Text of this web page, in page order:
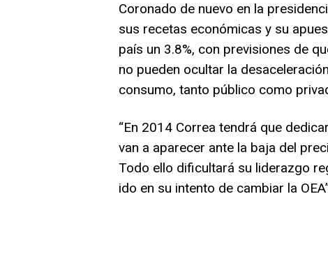
Coronado de nuevo en la
sus recetas económicas y su
país un 3.8%, con previsiones de
no pueden ocultar la
consumo, tanto público como
“En 2014 Correa tendrá que
van a aparecer ante la baja del
Todo ello dificultará su liderazgo
ido en su intento de cambiar la